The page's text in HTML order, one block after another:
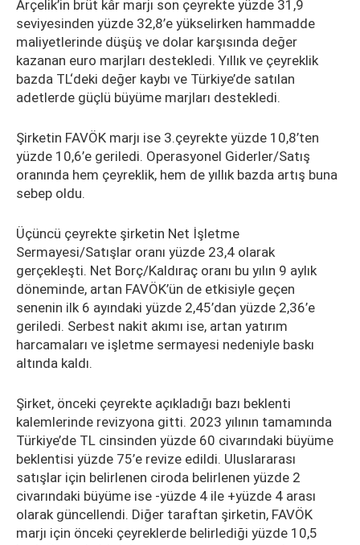
Arçelik’in brüt kâr marjı son çeyrekte yüzde 31,9
seviyesinden yüzde 32,8’e yükselirken hammadde
maliyetlerinde düşüş ve dolar karşısında değer
kazanan euro marjları destekledi. Yıllık ve çeyreklik
bazda TL‘deki değer kaybı ve Türkiye’de satılan
adetlerde güçlü büyüme marjları destekledi.
Şirketin FAVÖK marjı ise 3.çeyrekte yüzde 10,8’ten
yüzde 10,6’e geriledi. Operasyonel Giderler/Satış
oranında hem çeyreklik, hem de yıllık bazda artış buna
sebep oldu.
Üçüncü çeyrekte şirketin Net İşletme
Sermayesi/Satışlar oranı yüzde 23,4 olarak
gerçekleşti. Net Borç/Kaldıraç oranı bu yılın 9 aylık
döneminde, artan FAVÖK’ün de etkisiyle geçen
senenin ilk 6 ayındaki yüzde 2,45’dan yüzde 2,36’e
geriledi. Serbest nakit akımı ise, artan yatırım
harcamaları ve işletme sermayesi nedeniyle baskı
altında kaldı.
Şirket, önceki çeyrekte açıkladığı bazı beklenti
kalemlerinde revizyona gitti. 2023 yılının tamamında
Türkiye’de TL cinsinden yüzde 60 civarındaki büyüme
beklentisi yüzde 75’e revize edildi. Uluslararası
satışlar için belirlenen ciroda belirlenen yüzde 2
civarındaki büyüme ise -yüzde 4 ile +yüzde 4 arası
olarak güncellendi. Diğer taraftan şirketin, FAVÖK
marjı için önceki çeyreklerde belirlediği yüzde 10,5